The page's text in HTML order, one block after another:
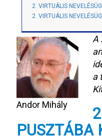
2. VIRTUÁLIS
2. VIRTUÁLIS
Andor Mihály
A
a
PUSZTÁBA